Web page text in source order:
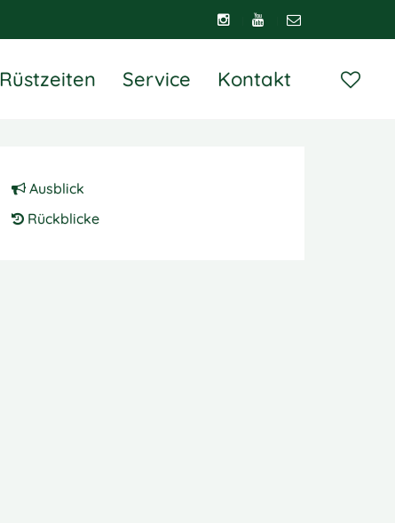
Rüstzeiten Service Kontakt
Ausblick
Rückblicke